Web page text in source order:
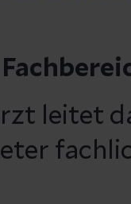
leitet